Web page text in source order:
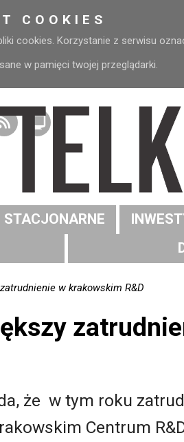
COOKIES
cookies. Korzystanie z serwisu
w pamięci twojej przeglądarki.
STACJONARNE
w krakowskim R&D
że w tym roku
Centrum